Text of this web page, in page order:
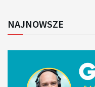
NAJNOWSZE